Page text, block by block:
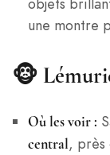
une montre
🐵
Où les voir :
central, près